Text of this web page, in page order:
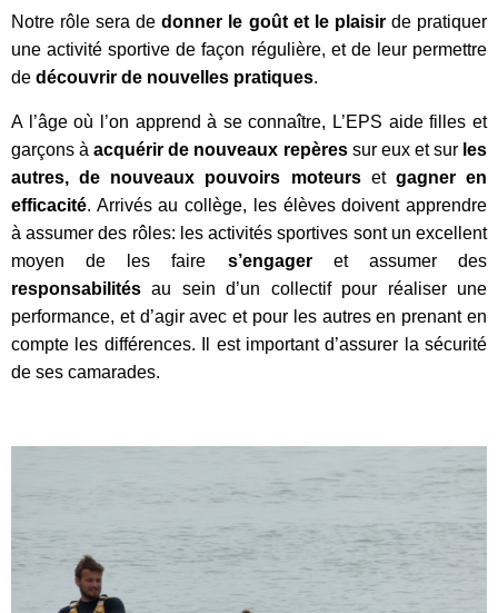
Notre rôle sera dedonner le goût et le plaisirde pratiquer
une activité sportive de façon régulière, et de leur permettre
de découvrir de nouvelles pratiques.
A l’âge où l’on apprend à se connaître, L’EPS aide filles et
garçons àacquérir de nouveaux repèressur eux et surles
autres, de nouveaux pouvoirs moteurset gagner en
efficacité. Arrivés au collège, les élèves doivent apprendre
à assumer des rôles: les activités sportives sont un excellent
moyen de les faire s’engageret assumer des
responsabilités au sein d’un collectif pour réaliser une
performance, et d’agir avec et pour les autres en prenant en
compte les différences. Il est important d’assurer la sécurité
de ses camarades.